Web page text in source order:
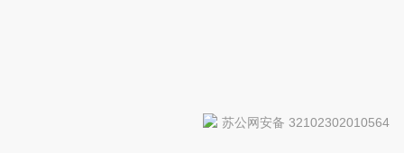
苏公网安备 32102302010564